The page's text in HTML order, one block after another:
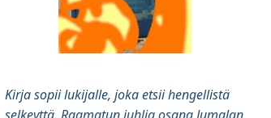
Kirja sopii lukijalle, joka etsii hengellistä